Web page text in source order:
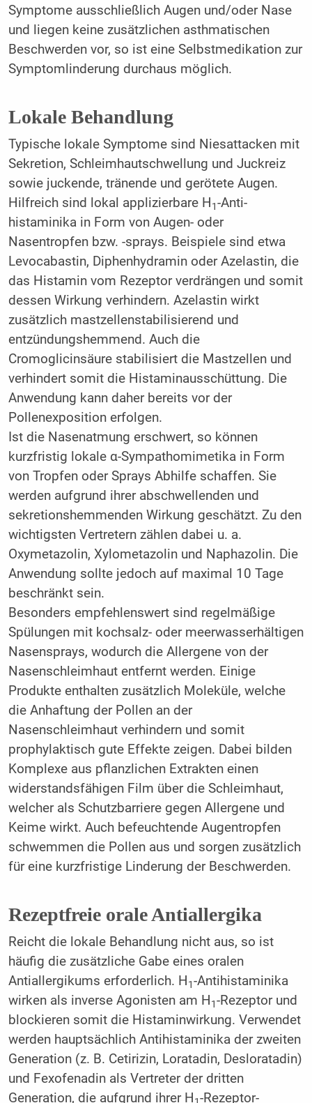
Symptome ausschließlich Augen und/oder Nase
und liegen keine zusätzlichen asthmatischen
Beschwerden vor, so ist eine Selbstmedikation zur
Symptomlinderung durchaus möglich.
Lokale Behandlung
Typische lokale Symptome sind Niesattacken mit
Sekretion, Schleimhautschwellung und Juckreiz
sowie juckende, tränende und gerötete Augen.
Hilfreich sind lokal applizierbare H 1-Anti­
histaminika in Form von Augen- oder
Nasentropfen bzw. -sprays. Beispiele sind etwa
Levocabastin, Diphenhydramin oder Azelastin, die
das Histamin vom Rezeptor verdrängen und somit
dessen Wirkung verhindern. Azelastin wirkt
zusätzlich mastzellenstabilisierend und
entzündungshemmend. Auch die
Cromoglicinsäure stabilisiert die Mastzellen und
verhindert somit die Histaminausschüttung. Die
Anwendung kann daher bereits vor der
Pollenexposition erfolgen.
Ist die Nasenatmung erschwert, so können
kurzfristig lokale α-Sympathomimetika in Form
von Tropfen oder Sprays Abhilfe schaffen. Sie
werden aufgrund ihrer abschwellenden und
sekretionshemmenden Wirkung geschätzt. Zu den
wichtigsten Vertretern zählen dabei u. a.
Oxymetazolin, Xylometazolin und Naphazolin. Die
Anwendung sollte jedoch auf maximal 10 Tage
beschränkt sein.
Besonders empfehlenswert sind regelmäßige
Spülungen mit kochsalz- oder meerwasserhältigen
Nasensprays, wodurch die Allergene von der
Nasenschleimhaut entfernt werden. Einige
Produkte enthalten zusätzlich Moleküle, welche
die Anhaftung der Pollen an der
Nasenschleimhaut verhindern und somit
prophylaktisch gute Effekte zeigen. Dabei bilden
Komplexe aus pflanzlichen Extrakten einen
widerstandsfähigen Film über die Schleimhaut,
welcher als Schutzbarriere gegen Allergene und
Keime wirkt. Auch befeuchtende Augentropfen
schwemmen die Pollen aus und sorgen zusätzlich
für eine kurzfristige Linderung der Beschwerden.
Rezeptfreie orale Antiallergika
Reicht die lokale Behandlung nicht aus, so ist
häufig die zusätzliche Gabe eines oralen
Antiallergikums erforderlich. H 1-Antihistami­nika
wirken als inverse Agonisten am H 1-Rezeptor und
blockieren somit die Histaminwirkung. Verwendet
werden hauptsächlich Antihistaminika der zweiten
Generation (z. B. Cetirizin, Loratadin, Desloratadin)
und Fexofenadin als Vertreter der dritten
Generation, die aufgrund ihrer H -Rezeptor-